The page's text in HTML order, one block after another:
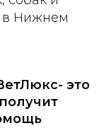
в Нижнем
это